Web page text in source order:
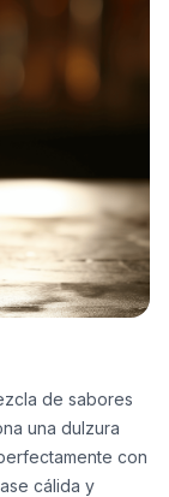
de sabores
una dulzura
con
cálida y